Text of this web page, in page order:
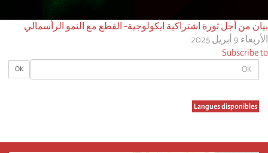
OK
OK
Langues disponibles
بيان من أجل ثورة اشتراكية ايكولوجية- القطع مع النمو الرأسمالي
الأربعاء 9 أبريل 2025
Subscribe to